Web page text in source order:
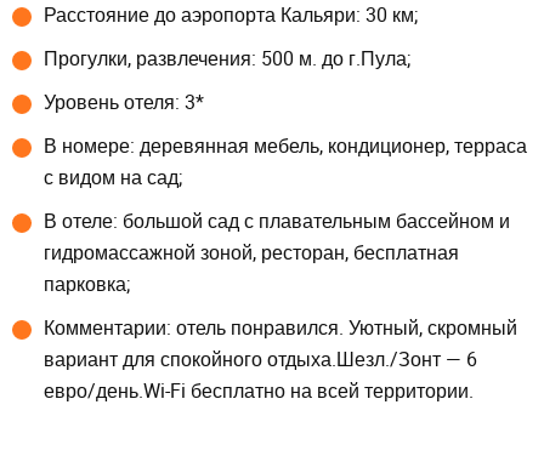
Расстояние до аэропорта Кальяри: 30 км;
Прогулки, развлечения: 500 м. до г.Пула;
Уровень отеля: 3*
В номере: деревянная мебель, кондиционер, терраса
с видом на сад;
В отеле: большой сад с плавательным бассейном и
гидромассажной зоной, ресторан, бесплатная
парковка;
Комментарии: отель понравился. Уютный, скромный
вариант для спокойного отдыха.Шезл./Зонт — 6
евро/день.Wi-Fi бесплатно на всей территории.